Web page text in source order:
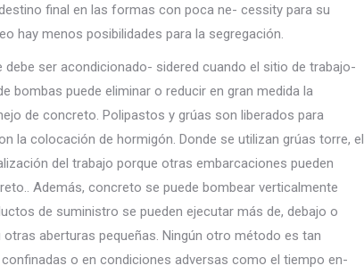
final en las formas con poca ne- cessity para su
hay menos posibilidades para la segregación.
ser acondicionado- sidered cuando el sitio de trabajo-
bombas puede eliminar o reducir en gran medida la
de concreto. Polipastos y grúas son liberados para
la colocación de hormigón. Donde se utilizan grúas torre, el
del trabajo porque otras embarcaciones pueden
Además, concreto se puede bombear verticalmente
de suministro se pueden ejecutar más de, debajo o
aberturas pequeñas. Ningún otro método es tan
o en condiciones adversas como el tiempo en-